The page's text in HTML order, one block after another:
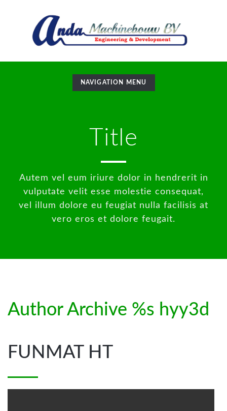
TOGGLE
NAVIGATION
NAVIGATION MENU
Title
Autem vel eum iriure dolor in hendrerit in
vulputate velit esse molestie consequat,
vel illum dolore eu feugiat nulla facilisis at
vero eros et dolore feugait.
Author Archive %s hyy3d
24
FUNMAT HT